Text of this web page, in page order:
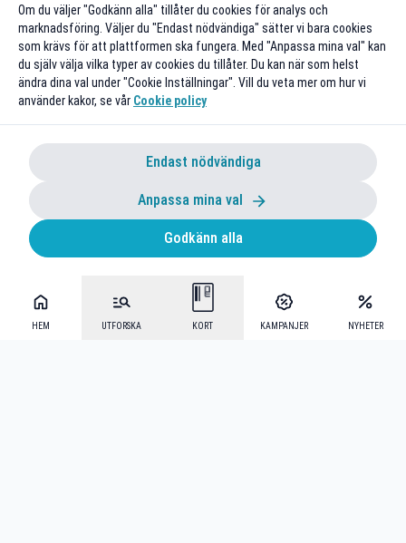
HEM UTFORSKA KORT KAMPANJER NYHETER
Om du väljer "Godkänn alla" tillåter du cookies för analys och
marknadsföring. Väljer du "Endast nödvändiga" sätter vi bara cookies
som krävs för att plattformen ska fungera. Med "Anpassa mina val" kan
du själv välja vilka typer av cookies du tillåter. Du kan när som helst
ändra dina val under "Cookie Inställningar". Vill du veta mer om hur vi
använder kakor, se vår Cookie policy
Endast nödvändiga
Anpassa mina val
Godkänn alla